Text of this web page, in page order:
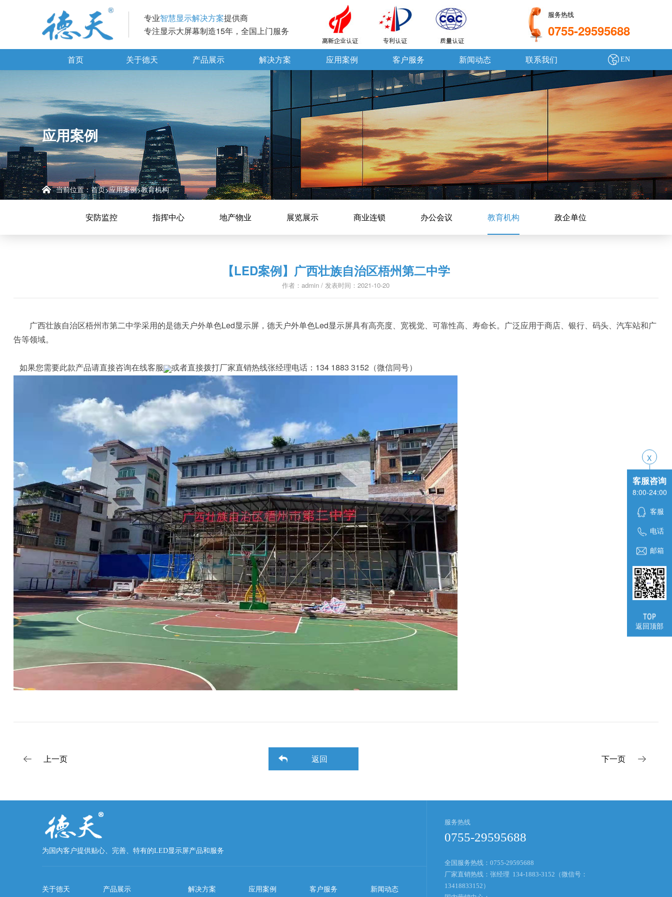
专业智慧显示解决方案提供商
专注显示大屏幕制造15年，全国上门服务
服务热线
0755-29595688
首页 关于德天 产品展示 解决方案 应用案例 客户服务 新闻动态 联系我们 EN
应用案例
当前位置：首页>应用案例>教育机构
安防监控 指挥中心 地产物业 展览展示 商业连锁 办公会议 教育机构 政企单位
【LED案例】广西壮族自治区梧州第二中学
作者：admin / 发表时间：2021-10-20
广西壮族自治区梧州市第二中学采用的是德天户外单色Led显示屏，德天户外单色Led显示屏具有高亮度、宽视觉、可靠性高、寿命长。广泛应用于商店、银行、码头、汽车站和广
告等领域。
如果您需要此款产品请直接咨询在线客服 或者直接拨打厂家直销热线张经理电话：134 1883 3152（微信同号）
上一页 返回 下一页
为国内客户提供贴心、完善、特有的LED显示屏产品和服务
关于德天 产品展示 解决方案 应用案例 客户服务 新闻动态
服务热线
0755-29595688
全国服务热线：0755-29595688
厂家直销热线：张经理 134-1883-3152（微信号：
13418833152）
客服咨询
8:00-24:00
客服
电话
邮箱
返回顶部